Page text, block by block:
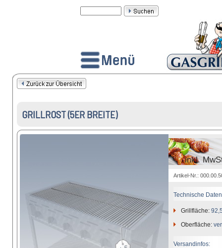
GRILLROST (5ER BREITE)
inkl.
Artikel-Nr.:
Technische
Grillfläche:
Oberfläche:
Versandinfos: